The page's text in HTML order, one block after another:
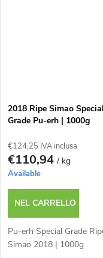
2018 Ripe Simao Special
Grade Pu-erh | 1000g
€124,25 IVA inclusa
€110,94/ kg
Available
NEL CARRELLO
Pu-erh Special Grade
Simao 2018 | 1000g